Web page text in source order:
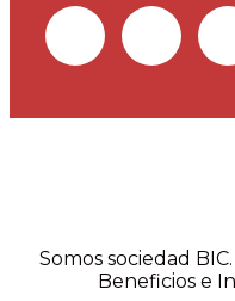
Somos sociedad
Beneficios e